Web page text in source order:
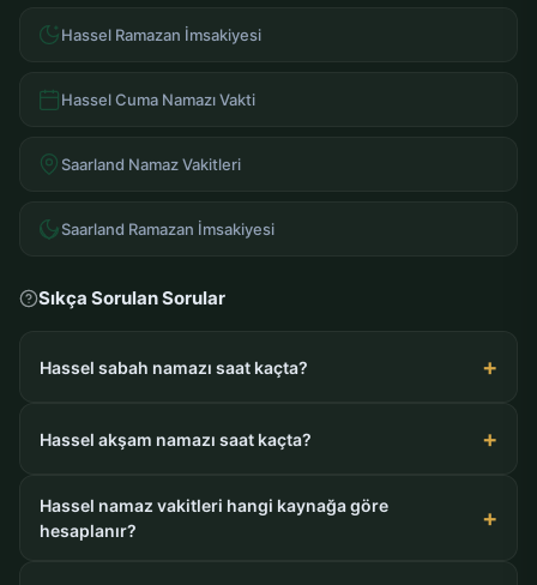
Hassel Ramazan İmsakiyesi
Hassel Cuma Namazı Vakti
Saarland Namaz Vakitleri
Saarland Ramazan İmsakiyesi
Sıkça Sorulan Sorular
Hassel sabah namazı saat kaçta?
Hassel akşam namazı saat kaçta?
Hassel namaz vakitleri hangi kaynağa göre
hesaplanır?